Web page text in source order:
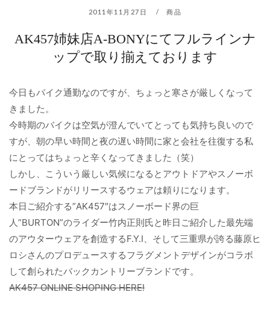
2011年11月27日 商品
AK457姉妹店A-BONYにてフルラインナ
ップで取り揃えております
今日もバイク通勤なのですが、ちょっと寒さが厳しくなって
きました。
今時期のバイクは空気が澄んでいてとっても気持ち良いので
すが、朝の早い時間と夜の遅い時間に家と会社を往復する私
にとってはちょっと辛くなってきました（笑）
しかし、こういう厳しい気候になるとアウトドアやスノーボ
ードブランドがリリースするウェアは頼りになります。
本日ご紹介する”AK457″はスノーボード界の巨
人”BURTON”のライダー竹内正則氏と昨日ご紹介した最先端
のアウターウェアを創造するF.Y.I、そして三重県が誇る藤原ヒ
ロシさんのプロデュースするフラグメントデザインがコラボ
して創られたバックカントリーブランドです。
AK457 ONLINE SHOPING HERE!